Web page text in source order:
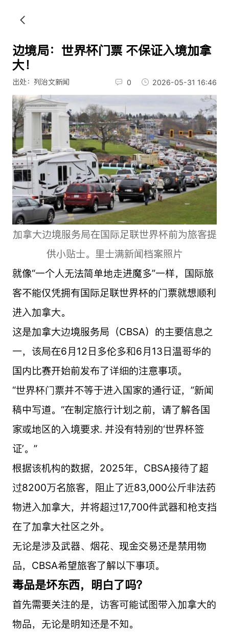
边境局：世界杯门票 不保证入境加拿
大！
出处：列治文新闻 0 2026-05-31 16:46
加拿大边境服务局在国际足联世界杯前为旅客提
供小贴士。里士满新闻档案照片
就像“一个人无法简单地走进魔多”一样，国际旅
客不能仅凭拥有国际足联世界杯的门票就想顺利
进入加拿大。
这是加拿大边境服务局（CBSA）的主要信息之
一，该局在6月12日多伦多和6月13日温哥华的
国内比赛开始前发布了详细的注意事项。
“世界杯门票并不等于进入国家的通行证，”新闻
稿中写道。“在制定旅行计划之前，请了解各国
家或地区的入境要求. 并没有特别的‘世界杯签
证’。”
根据该机构的数据，2025年，CBSA接待了超
过8200万名旅客，阻止了近83,000公斤非法药
物进入加拿大，并将超过17,700件武器和枪支挡
在了加拿大社区之外。
无论是涉及武器、烟花、现金交易还是禁用物
品，CBSA希望旅客了解以下事项。
毒品是坏东西，明白了吗？
首先需要关注的是，访客可能试图带入加拿大的
物品，无论是明知还是不知。